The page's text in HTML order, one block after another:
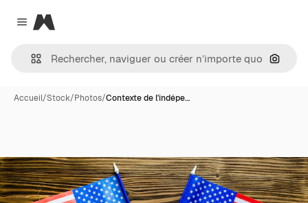
Close menu
Magnific
Accueil/Stock/Photos/Contexte de l'indépe…